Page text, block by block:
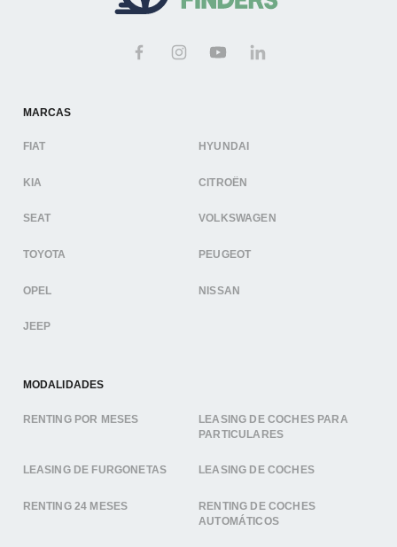
MARCAS
FIAT HYUNDAI
KIA CITROËN
SEAT VOLKSWAGEN
TOYOTA PEUGEOT
OPEL NISSAN
JEEP
MODALIDADES
RENTING POR MESES
LEASING DE COCHES PARA
PARTICULARES
LEASING DE FURGONETAS LEASING DE COCHES
RENTING 24 MESES
RENTING DE COCHES
AUTOMÁTICOS